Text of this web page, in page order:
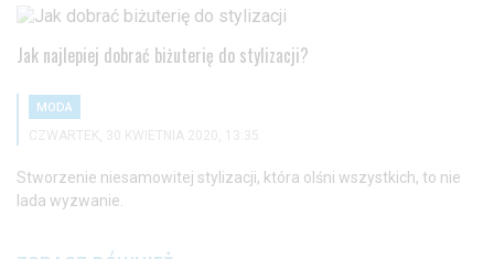
Jak najlepiej dobrać biżuterię do stylizacji?
MODA
CZWARTEK, 30 KWIETNIA 2020, 13:35
Stworzenie niesamowitej stylizacji, która olśni wszystkich, to nie
lada wyzwanie.